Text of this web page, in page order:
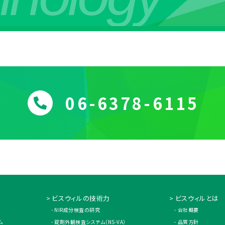
06-6378-6115
ビスウィルの技術力
NIR成分検査の研究
錠剤外観検査システム（NS-VA）
ビスウィルとは
会社概要
品質方針